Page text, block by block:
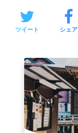
ツイート シェア